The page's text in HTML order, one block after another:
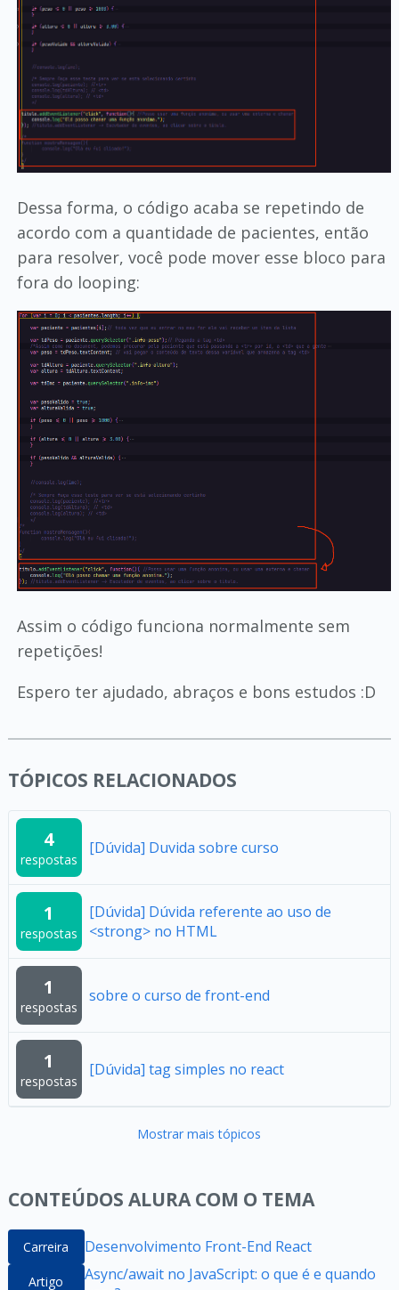
Dessa forma, o código acaba se repetindo de
acordo com a quantidade de pacientes, então
para resolver, você pode mover esse bloco para
fora do looping:
Assim o código funciona normalmente sem
repetições!
Espero ter ajudado, abraços e bons estudos :D
TÓPICOS RELACIONADOS
4
respostas
[Dúvida] Duvida sobre curso
1
respostas
[Dúvida] Dúvida referente ao uso de
<strong> no HTML
1
respostas
sobre o curso de front-end
1
respostas
[Dúvida] tag simples no react
Mostrar mais tópicos
CONTEÚDOS ALURA COM O TEMA
Carreira Desenvolvimento Front-End React
Artigo
Async/await no JavaScript: o que é e quando